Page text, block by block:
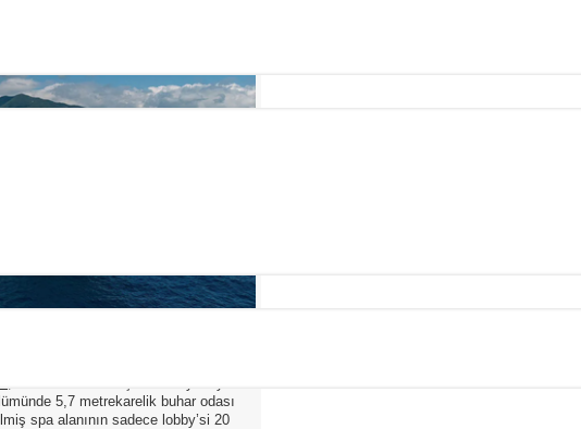
5,7 metrekarelik buhar odası
spa alanının sadece lobby’si 20